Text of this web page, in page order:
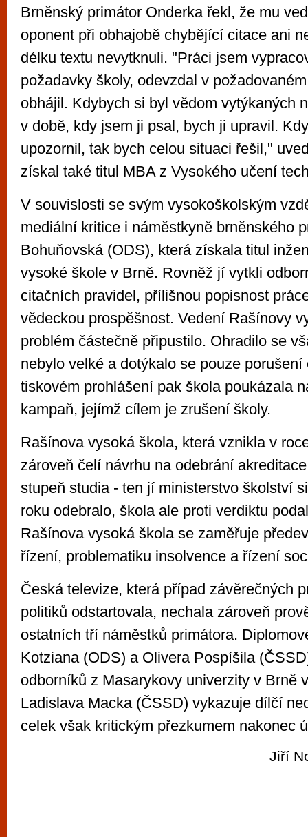
Brněnský primátor Onderka řekl, že mu
oponent při obhajobě chybějící citace ani
délku textu nevytknuli. "Práci jsem
požadavky školy, odevzdal v
obhájil. Kdybych si byl vědom vytýkaných
v době, kdy jsem ji psal, bych ji upravil.
upozornil, tak bych celou situaci řešil,"
získal také titul MBA z Vysokého učení
V souvislosti se svým vysokoškolským
mediální kritice i náměstkyně brněnského
Bohuňovská (ODS), která získala titul
vysoké škole v Brně. Rovněž jí vytkli
citačních pravidel, přílišnou popisnost
vědeckou prospěšnost. Vedení Rašínovy
problém částečně připustilo. Ohradilo se
nebylo velké a dotýkalo se pouze porušení
tiskovém prohlášení pak škola poukázala
kampaň, jejímž cílem je zrušení školy.
Rašínova vysoká škola, která vznikla v
zároveň čelí návrhu na odebrání
stupeň studia - ten jí ministerstvo školství
roku odebralo, škola ale proti verdiktu
Rašínova vysoká škola se zaměřuje
řízení, problematiku insolvence a řízení
Česká televize, která případ závěrečných
politiků odstartovala, nechala zároveň
ostatních tří náměstků primátora.
Kotziana (ODS) a Olivera Pospíšila
odborníků z Masarykovy univerzity v Brně
Ladislava Macka (ČSSD) vykazuje dílčí
celek však kritickým přezkumem nakonec
Jiří